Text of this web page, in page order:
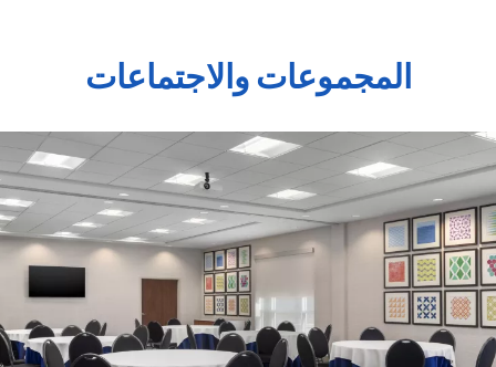
المجموعات والاجتماعات